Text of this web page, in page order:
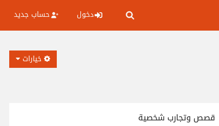
دخول حساب جديد
خيارات
قصص وتجارب شخصية